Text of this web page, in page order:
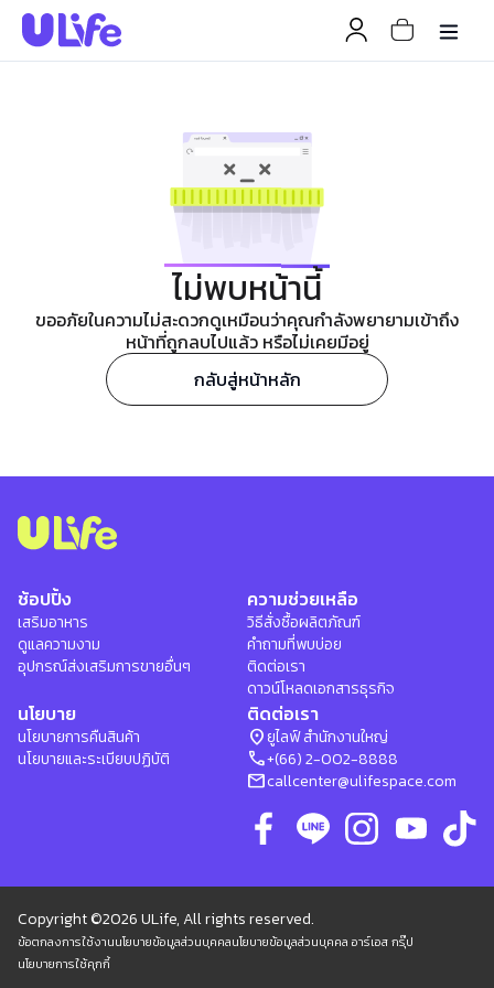
ไม่พบหน้านี้
ขออภัยในความไม่สะดวกดูเหมือนว่าคุณกำลังพยายามเข้าถึง
หน้าที่ถูกลบไปแล้ว หรือไม่เคยมีอยู่
กลับสู่หน้าหลัก
ช้อปปิ้ง
เสริมอาหาร
ดูแลความงาม
อุปกรณ์ส่งเสริมการขายอื่นๆ
ความช่วยเหลือ
วิธีสั่งซื้อผลิตภัณฑ์
คำถามที่พบบ่อย
ติดต่อเรา
ดาวน์โหลดเอกสารธุรกิจ
นโยบาย
นโยบายการคืนสินค้า
นโยบายและระเบียบปฏิบัติ
ติดต่อเรา
location_onยูไลฟ์ สำนักงานใหญ่
phone+(66) 2-002-8888
mailcallcenter@ulifespace.com
Copyright ©2026 ULife, All rights reserved.
ข้อตกลงการใช้งานนโยบายข้อมูลส่วนบุคคลนโยบายข้อมูลส่วนบุคคล อาร์เอส กรุ๊ป
นโยบายการใช้คุกกี้